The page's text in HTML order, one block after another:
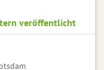
veröffentlicht